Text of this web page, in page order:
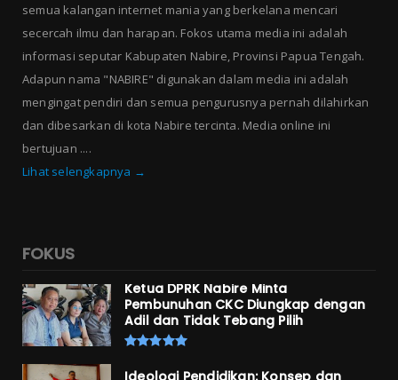
semua kalangan internet mania yang berkelana mencari
secercah ilmu dan harapan. Fokos utama media ini adalah
informasi seputar Kabupaten Nabire, Provinsi Papua Tengah.
Adapun nama "NABIRE" digunakan dalam media ini adalah
mengingat pendiri dan semua pengurusnya pernah dilahirkan
dan dibesarkan di kota Nabire tercinta. Media online ini
bertujuan ....
Lihat selengkapnya →
FOKUS
Ketua DPRK Nabire Minta
Pembunuhan CKC Diungkap dengan
Adil dan Tidak Tebang Pilih